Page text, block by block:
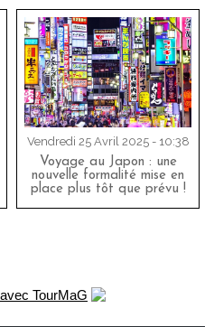
Vendredi 25 Avril 2025 - 10:38
Voyage au Japon : une
nouvelle formalité mise en
place plus tôt que prévu !